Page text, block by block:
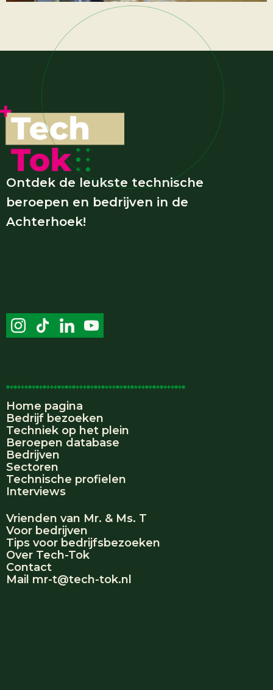
Ontdek de leukste technische
beroepen en bedrijven in de
Achterhoek!
Home pagina
Bedrijf bezoeken
Techniek op het plein
Beroepen database
Bedrijven
Sectoren
Technische profielen
Interviews
Vrienden van Mr. & Ms. T
Voor bedrijven
Tips voor bedrijfsbezoeken
Over Tech-Tok
Contact
Mail mr-t@tech-tok.nl